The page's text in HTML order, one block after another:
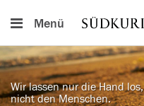
Menü
Wir lassen nur die Hand los,
nicht den Menschen.